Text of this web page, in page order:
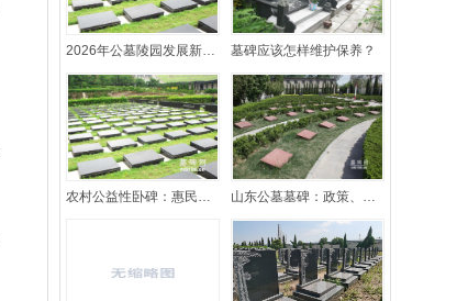
2026年公墓陵园发展新政策，淘碑网为您解读 墓碑应该怎样维护保养？
​农村公益性卧碑：惠民工程，简约庄重 山东公墓墓碑：政策、习俗与产业协同发展